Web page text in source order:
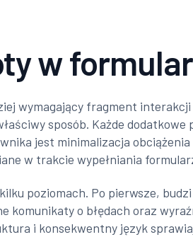
w
wymagający fragment
sposób. Każde
jest minimalizacja
w trakcie wypełniania
poziomach. Po pierwsze,
komunikaty o błędach oraz
i konsekwentny język